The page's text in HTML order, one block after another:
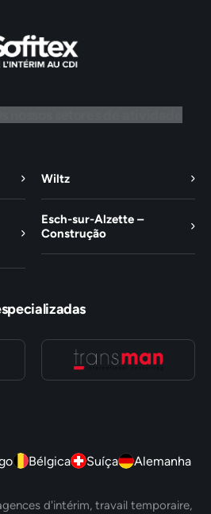
Wiltz
Esch-sur-Alzette –
Construção
Bélgica Suíça Alemanha
d'intérim, travail temporaire,